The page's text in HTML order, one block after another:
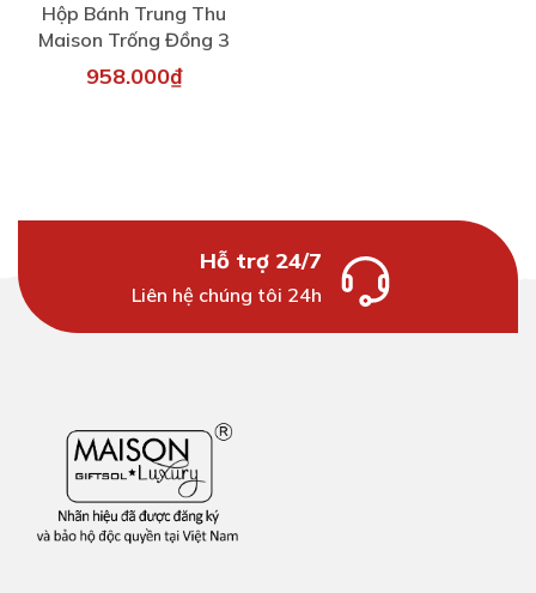
Hộp Bánh Trung Thu
Maison Trống Đồng 3
958.000₫
Hỗ trợ 24/7
Liên hệ chúng tôi 24h